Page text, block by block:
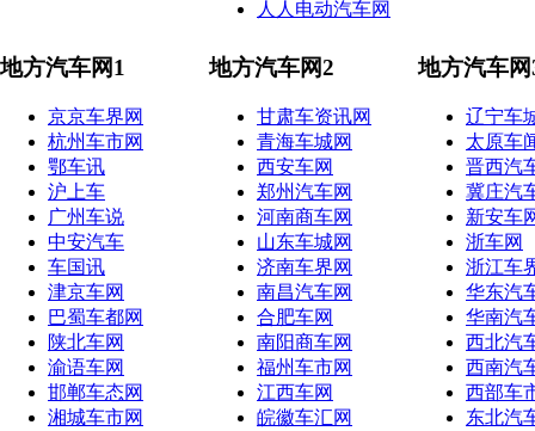
人人电动汽车网
地方汽车网1
京京车界网
杭州车市网
鄂车讯
沪上车
广州车说
中安汽车
车国讯
津京车网
巴蜀车都网
陕北车网
渝语车网
邯郸车态网
湘城车市网
地方汽车网2
甘肃车资讯网
青海车城网
西安车网
郑州汽车网
河南商车网
山东车城网
济南车界网
南昌汽车网
合肥车网
南阳商车网
福州车市网
江西车网
皖徽车汇网
地方汽车网
辽宁车
太原车
晋西汽
冀庄汽
新安车
浙车网
浙江车
华东汽
华南汽
西北汽
西南汽
西部车
东北汽